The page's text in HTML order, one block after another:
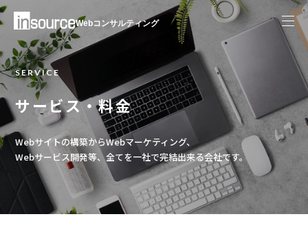
Webコンサルティング
SERVICE
サービス・料金
Webサイトの構築からWebマーケティング、
Webサービス開発等、全てを一社で完結出来る会社です。